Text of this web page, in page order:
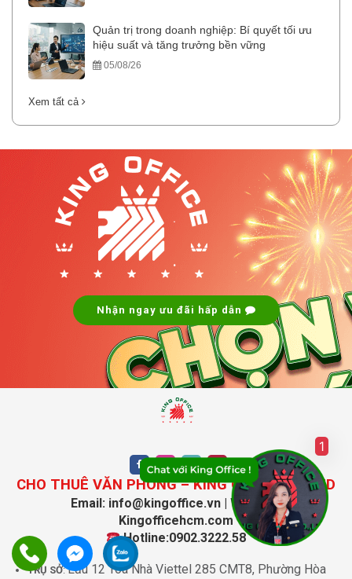
Quản trị trong doanh nghiệp: Bí quyết tối ưu
hiệu suất và tăng trưởng bền vững
05/08/26
Xem tất cả
.
.
Nhận ngay ưu đãi hấp dẫn
CHO THUÊ VĂN PHÒNG – KING OFFICE CO.,LTD
Email: info@kingoffice.vn | Website:
Kingofficehcm.com
Hotline:0902.3222.58
TRỤ SỞ:Lầu 12 Tòa Nhà Viettel 285 CMT8, Phường Hòa
1